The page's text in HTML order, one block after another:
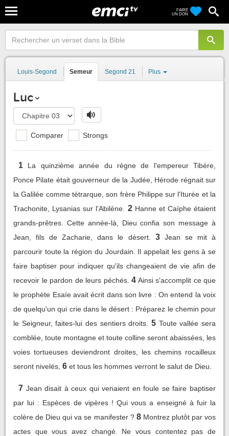
FAIRE
UN DON
Louis-Segond Semeur Segond 21 Plus
Luc
Comparer Strongs
1
La quinzième année du règne de l'empereur Tibère,
Ponce Pilate était gouverneur de la Judée, Hérode régnait sur
la Galilée comme tétrarque, son frère Philippe sur l'Iturée et la
Trachonite, Lysanias sur l'Abilène.
2 Hanne et Caïphe étaient
grands-prêtres. Cette année-là, Dieu confia son message à
Jean, fils de Zacharie, dans le désert.
3 Jean se mit à
parcourir toute la région du Jourdain. Il appelait les gens à se
faire baptiser pour indiquer qu'ils changeaient de vie afin de
recevoir le pardon de leurs péchés. 4 Ainsi s'accomplit ce que
le prophète Esaïe avait écrit dans son livre : On entend la voix
de quelqu'un qui crie dans le désert : Préparez le chemin pour
le Seigneur, faites-lui des sentiers droits.
5 Toute vallée sera
comblée, toute montagne et toute colline seront abaissées, les
voies tortueuses deviendront droites, les chemins rocailleux
seront nivelés, 6 et tous les hommes verront le salut de Dieu.
7 Jean disait à ceux qui venaient en foule se faire baptiser
par lui : Espèces de vipères ! Qui vous a enseigné à fuir la
colère de Dieu qui va se manifester ? 8 Montrez plutôt par vos
actes que vous avez changé. Ne vous contentez pas de